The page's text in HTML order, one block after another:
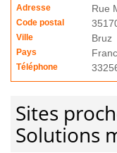
Adresse Rue
Code postal
Ville Bruz
Pays
Téléphone
Sites
Solutions